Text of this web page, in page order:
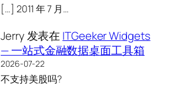
[…] 2011 年 7 月…
Jerry发表在 ITGeeker Widgets
— 一站式金融数据桌面工具箱
2026-07-22
不支持美股吗?